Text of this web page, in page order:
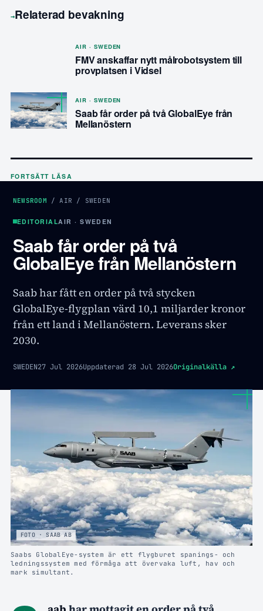
→Relaterad bevakning
AIR · SWEDEN
FMV anskaffar nytt målrobotsystem till
provplatsen i Vidsel
AIR · SWEDEN
Saab får order på två GlobalEye från
Mellanöstern
FORTSÄTT LÄSA
NEWSROOM / AIR / SWEDEN
EDITORIALAIR · SWEDEN
Saab får order på två
GlobalEye från Mellanöstern
Saab har fått en order på två stycken
GlobalEye-flygplan värd 10,1 miljarder kronor
från ett land i Mellanöstern. Leverans sker
2030.
SWEDEN27 Jul 2026Uppdaterad 28 Jul 2026Originalkälla ↗
FOTO · SAAB AB
Saabs GlobalEye-system är ett flygburet spanings- och
ledningssystem med förmåga att övervaka luft, hav och
mark simultant.